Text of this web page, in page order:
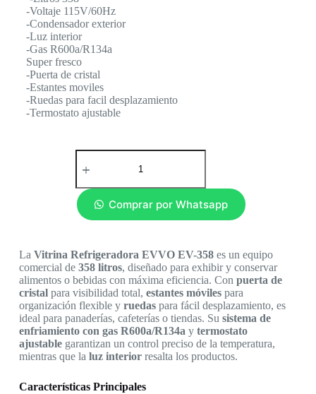
-Voltaje 115V/60Hz
-Condensador exterior
-Luz interior
-Gas R600a/R134a
Super fresco
-Puerta de cristal
-Estantes moviles
-Ruedas para facil desplazamiento
-Termostato ajustable
Comprar por Whatsapp
La Vitrina Refrigeradora EVVO EV-358es un equipo
comercial de 358 litros, diseñado para exhibir y conservar
alimentos o bebidas con máxima eficiencia. Con puerta de
cristalpara visibilidad total, estantes móvilespara
organización flexible y ruedaspara fácil desplazamiento, es
ideal para panaderías, cafeterías o tiendas. Su sistema de
enfriamiento con gas R600a/R134a y termostato
ajustablegarantizan un control preciso de la temperatura,
mientras que la luz interiorresalta los productos.
Características Principales